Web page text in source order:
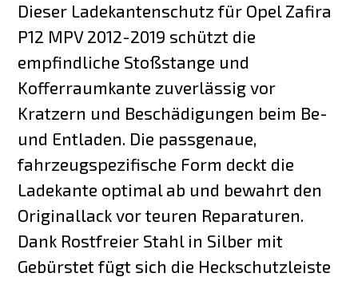
Dieser Ladekantenschutz für Opel Zafira
P12 MPV 2012-2019 schützt die
empfindliche Stoßstange und
Kofferraumkante zuverlässig vor
Kratzern und Beschädigungen beim Be-
und Entladen. Die passgenaue,
fahrzeugspezifische Form deckt die
Ladekante optimal ab und bewahrt den
Originallack vor teuren Reparaturen.
Dank Rostfreier Stahl in Silber mit
Gebürstet fügt sich die Heckschutzleiste